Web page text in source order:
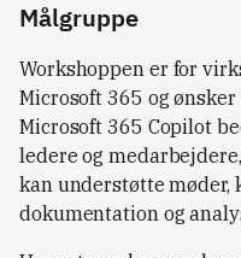
Målgruppe
Workshoppen er for
Microsoft 365 og
Microsoft 365 Copilot
ledere og
kan understøtte møder,
dokumentation og